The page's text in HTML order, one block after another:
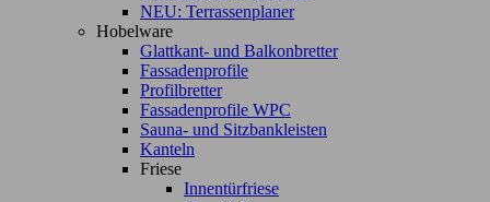
NEU: Terrassenplaner
Hobelware
Glattkant- und Balkonbretter
Fassadenprofile
Profilbretter
Fassadenprofile WPC
Sauna- und Sitzbankleisten
Kanteln
Friese
Innentürfriese